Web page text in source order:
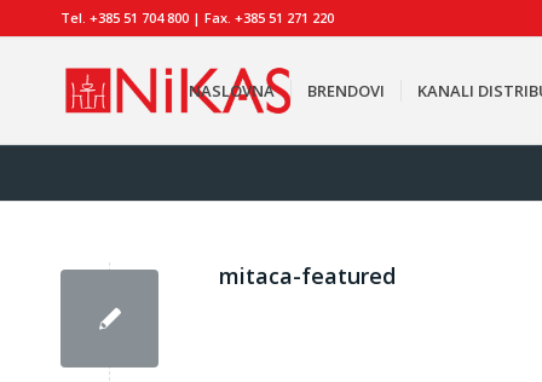
Tel. +385 51 704 800 | Fax. +385 51 271 220
NASLOVNA BRENDOVI KANALI
mitaca-featured